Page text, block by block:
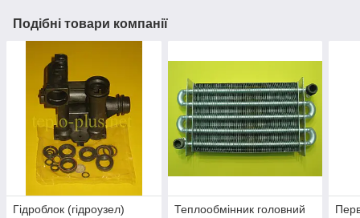
Подібні товари компанії
Гідроблок (гідроузел)
Теплообмінник головний